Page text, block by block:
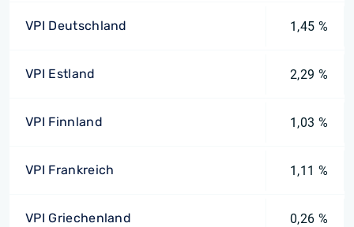
VPI Deutschland 1,45 %
VPI Estland 2,29 %
VPI Finnland 1,03 %
VPI Frankreich 1,11 %
VPI Griechenland 0,26 %